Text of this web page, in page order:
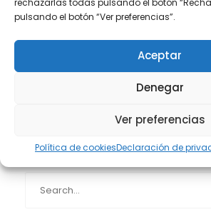
pulsando el botón “Ver preferencias”.
Aceptar
Denegar
Ver preferencias
Política de cookiesDeclaración de
Protección de datos(40)
Buscador de artículos